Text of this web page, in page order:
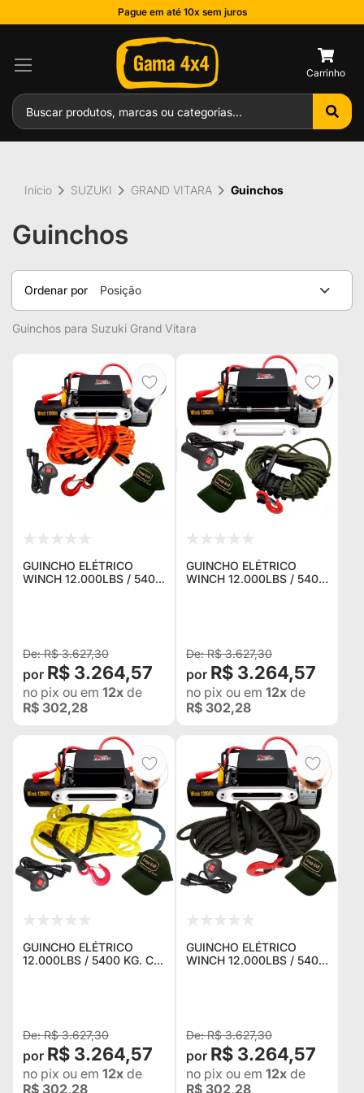
Pague em até 10x sem juros
Guinchos
Ordenar por Posição
Guinchos para Suzuki Grand Vitara
GUINCHO ELÉTRICO
WINCH 12.000LBS / 5400
R$ 3.627,30
R$ 3.264,57
no pix ou em 12x de
R$ 302,28
GUINCHO ELÉTRICO
WINCH 12.000LBS / 5400
R$ 3.627,30
R$ 3.264,57
no pix ou em 12x de
R$ 302,28
GUINCHO ELÉTRICO
12.000LBS / 5400 KG. C/
R$ 3.627,30
R$ 3.264,57
no pix ou em 12x de
R$ 302,28
GUINCHO ELÉTRICO
WINCH 12.000LBS / 5400
R$ 3.627,30
R$ 3.264,57
no pix ou em 12x de
R$ 302,28
Início SUZUKI GRAND VITARA Guinchos